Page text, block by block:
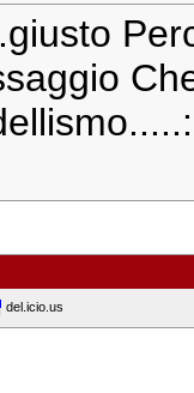
del.icio.us